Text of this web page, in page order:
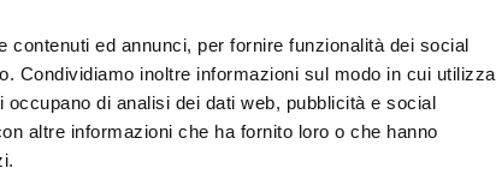
ed annunci, per fornire funzionalità dei social
Condividiamo inoltre informazioni sul modo in cui utilizza
di analisi dei dati web, pubblicità e social
altre informazioni che ha fornito loro o che hanno